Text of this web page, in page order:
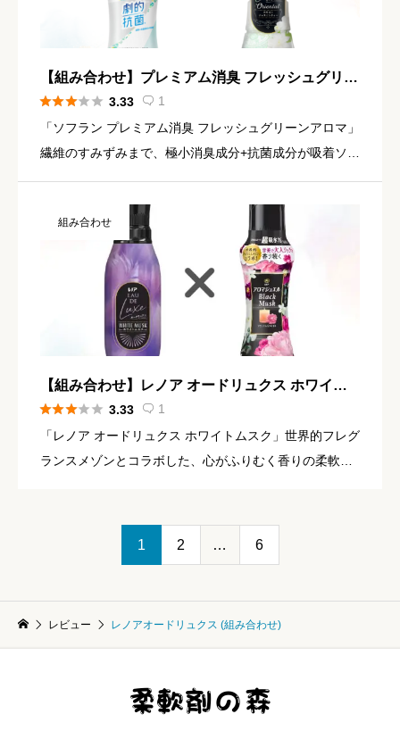
【組み合わせ】プレミアム消臭 フレッシュグリー
ンアロマ × レノア オードリュクス ホワイトジャ
スミンティー
 3.33  1
「ソフラン プレミアム消臭 フレッシュグリーンアロマ」
繊維のすみずみまで、極小消臭成分+抗菌成分が吸着ソフ
ニオわせない汗臭・体臭・生乾き臭・加齢臭・靴下臭も0
へ ジャス […]
組み合わせ
【組み合わせ】レノア オードリュクス ホワイト
ムスク × アロマジュエル ブラックムスク
 3.33  1
「レノア オードリュクス ホワイトムスク」世界的フレグ
ランスメゾンとコラボした、心がふりむく香りの柔軟剤
1 2 … 6
レビュー レノアオードリュクス (組み合わせ)